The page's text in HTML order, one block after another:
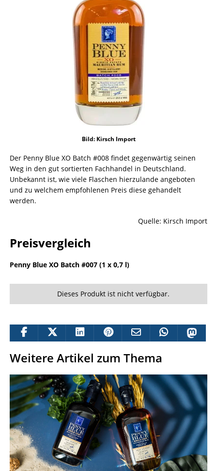
Bild: Kirsch Import
Der Penny Blue XO Batch #008 findet gegenwärtig seinen
Weg in den gut sortierten Fachhandel in Deutschland.
Unbekannt ist, wie viele Flaschen hierzulande angeboten
und zu welchem empfohlenen Preis diese gehandelt
werden.
Quelle: Kirsch Import
Preisvergleich
Penny Blue XO Batch #007 (1 x 0,7 l)
Dieses Produkt ist nicht verfügbar.
Weitere Artikel zum Thema